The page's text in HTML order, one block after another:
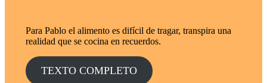
Para Pablo el alimento es difícil de tragar, transpira una
realidad que se cocina en recuerdos.
TEXTO COMPLETO